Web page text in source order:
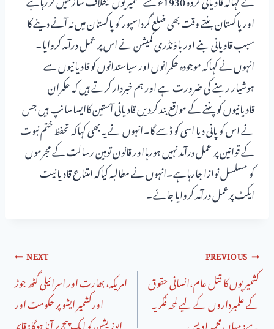
اور پاکستان بنتے وقت بھی ضلع گرداسپور کو پاکستان میں نہ آنے دینے کا
سبب قادیانی بنے اور باؤنڈری کمیشن نے اس پر عمل درآمد کروایا۔
انہوں نے کہاکہ موجودہ حکمرانوں اور سیاستدانوں کو قادیانیوں سے
ہوشیار رہنے کی ضرورت ہے اور ہم خبردار کرتے ہیں کہ حکمران
قادیانیوں کو پننے کے مواقع بند کردیں قادیانی آستین کاایساسانپ ہیں جس
نے اس کو پانی دیا اسی کو ڈسے گا۔انہوں نے یہ بھی کہاکہ تحفظ ختم نبوت
کے قوانین پر عمل درآمد نہیں ہورہااور قانون توہین رسالت کے مجرموں
کو مسلسل نوازا جارہاہے۔انہوں نے مطالبہ کیاکہ امتناع قادیانیت
ایکٹ پرعمل درآمد کروایا جائے۔
PREVIOUS
کشمیریوں کا قتل عام،انسانی حقوق
کے علمبرداروں کے لیے لمحہ فکریہ
ہے: میاں محمد اویس
NEXT
امریکہ، بھارت اور اسرائیلی گٹھ جوڑ
اورکشمیر ایشو پر حکومت اور
اپوزیشن کو ایک پیج پر آنا ہوگا: قائد